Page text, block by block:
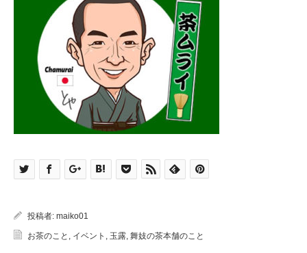
投稿者: maiko01
お茶のこと , イベント , 玉露, 舞妓の茶本舗のこと